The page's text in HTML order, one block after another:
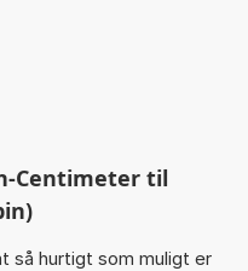
Centimeter til
så hurtigt som muligt er